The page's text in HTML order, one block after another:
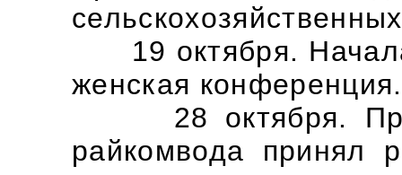
19 октября. Начала
женская конференция.
28 октября.
райкомвода принял